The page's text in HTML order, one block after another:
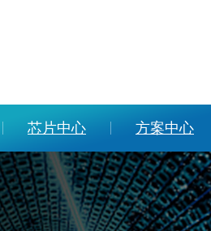
芯片中心 方案中心